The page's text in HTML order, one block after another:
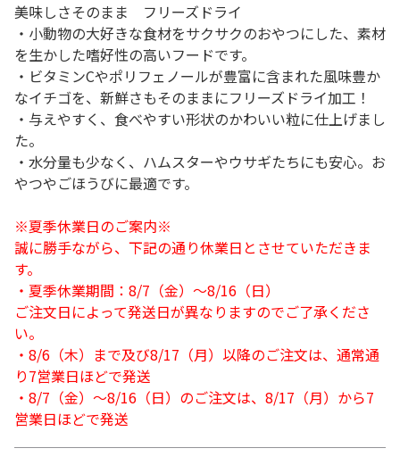
美味しさそのまま フリーズドライ
・小動物の大好きな食材をサクサクのおやつにした、素材
を生かした嗜好性の高いフードです。
・ビタミンCやポリフェノールが豊富に含まれた風味豊か
なイチゴを、新鮮さもそのままにフリーズドライ加工！
・与えやすく、食べやすい形状のかわいい粒に仕上げまし
た。
・水分量も少なく、ハムスターやウサギたちにも安心。お
やつやごほうびに最適です。
※夏季休業日のご案内※
誠に勝手ながら、下記の通り休業日とさせていただきま
す。
・夏季休業期間：8/7（金）～8/16（日）
ご注文日によって発送日が異なりますのでご了承くださ
い。
・8/6（木）まで及び8/17（月）以降のご注文は、通常通
り7営業日ほどで発送
・8/7（金）～8/16（日）のご注文は、8/17（月）から7
営業日ほどで発送